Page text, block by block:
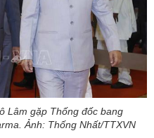
Lâm gặp Thống đốc bang
Ảnh: Thống Nhất/TTXVN